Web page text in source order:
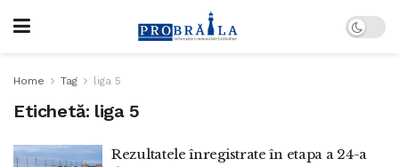
Home Tag liga 5
Etichetă: liga 5
Rezultatele înregistrate în etapa a 24-a